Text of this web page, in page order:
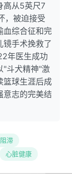
高从5英尺7
，被迫接受
血综合征和完
镜手术挽救了
年医生成功
"斗犬精神"激
篮球生涯后成
意志的完美结
滞
心脏健康